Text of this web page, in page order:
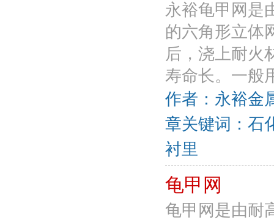
永裕龟甲网是
的六角形立体
后，浇上耐火
寿命长。一般
作者：永裕
章关键词：石
衬里
龟甲网
龟甲网是由耐